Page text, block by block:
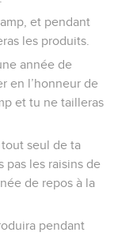
pas de profit.
sortir d’Egypte
votre Dieu.
pauvre et se
un esclave.
comme un